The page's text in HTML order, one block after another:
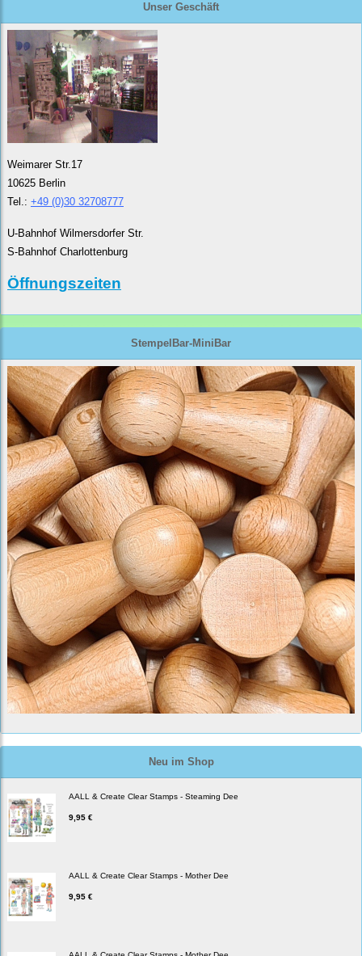
Unser Geschäft
Weimarer Str.17
10625 Berlin
Tel.: +49 (0)30 32708777
U-Bahnhof Wilmersdorfer Str.
S-Bahnhof Charlottenburg
Öffnungszeiten
StempelBar-MiniBar
Neu im Shop
AALL & Create Clear Stamps - Steaming Dee
9,95 €
AALL & Create Clear Stamps - Mother Dee
9,95 €